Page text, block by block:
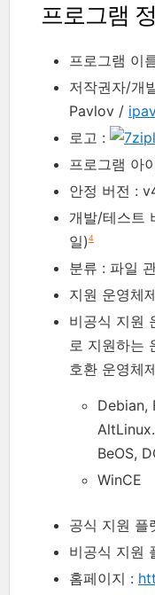
프로그램
프로그램 이
저작권자/개
Pavlov /
로고 :
프로그램 아
안정 버전 :
개발/테스트
일)4
분류 : 파일
지원 운영체
비공식 지원
로 지원하는
호환 운영체
Debian,
BeOS,
WinCE
공식 지원
비공식 지원
홈페이지 :